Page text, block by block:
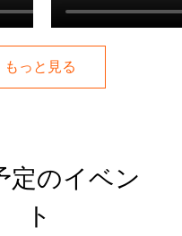
もっと見る
定のイベン
ト